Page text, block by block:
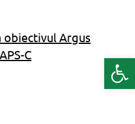
obiectivul Argus
C